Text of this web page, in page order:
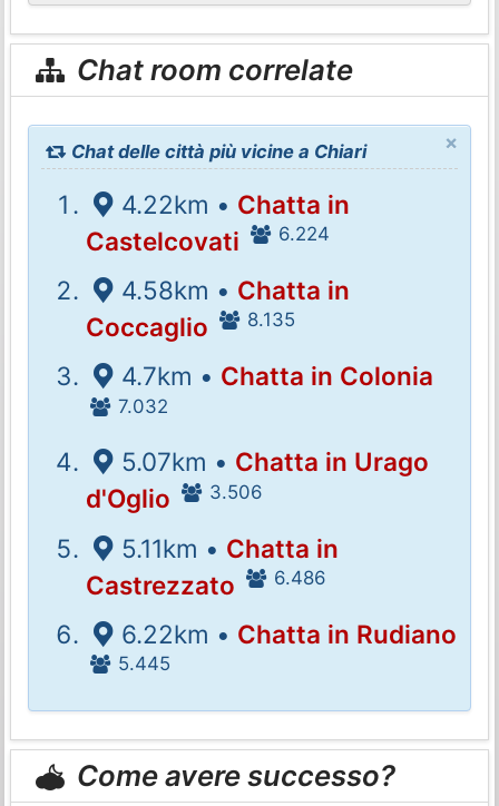
Chat room correlate
×
Chat delle città più vicine a Chiari
4.22km • Chatta in
Castelcovati
6.224
4.58km • Chatta in
Coccaglio
8.135
4.7km • Chatta in Colonia
7.032
5.07km • Chatta in Urago
d'Oglio
3.506
5.11km • Chatta in
Castrezzato
6.486
6.22km • Chatta in Rudiano
5.445
Come avere successo?